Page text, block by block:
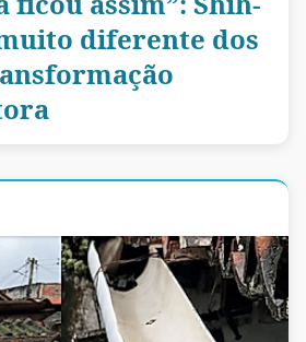
diferente dos